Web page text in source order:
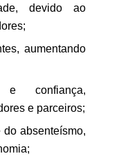
devido ao
aumentando
e confiança,
e parceiros;
absenteísmo,